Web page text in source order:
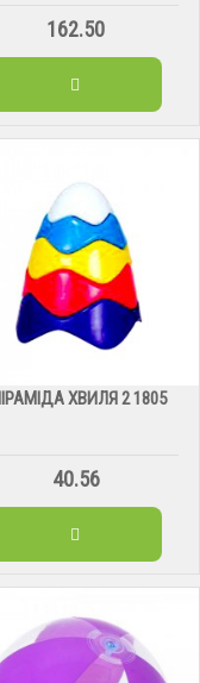
162.50
ХВИЛЯ 2 1805
40.56